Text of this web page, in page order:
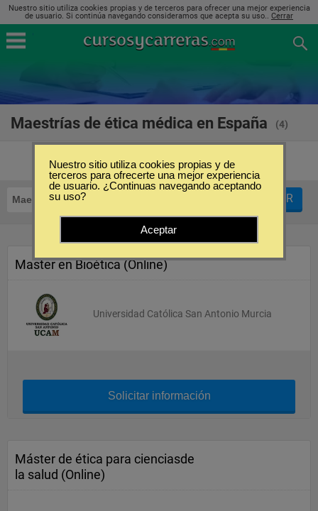
Nuestro sitio utiliza cookies propias y de terceros para ofrecer una mejor experiencia
de usuario. Si continúa navegando consideramos que acepta su uso.. Cerrar
Maestrías de ética médica en España (4)
Maestrías FILTRAR
Master en Bioética (Online)
Universidad Católica San Antonio Murcia
Solicitar información
Máster de ética para cienciasde
la salud (Online)
Nuestro sitio utiliza cookies propias y de
terceros para ofrecerte una mejor experiencia
de usuario. ¿Continuas navegando aceptando
su uso?
Aceptar